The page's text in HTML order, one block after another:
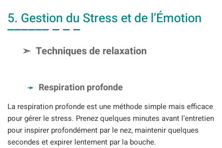
5. Gestion du Stress et de l’Émotion
Techniques de relaxation
Respiration profonde
La respiration profonde est une méthode simple mais efficace
pour gérer le stress. Prenez quelques minutes avant l’entretien
pour inspirer profondément par le nez, maintenir quelques
secondes et expirer lentement par la bouche.